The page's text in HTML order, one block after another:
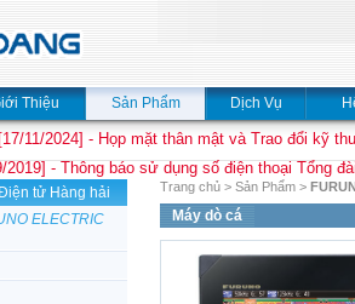
Thiệu Sản Phẩm Dịch Vụ
[17/11/2024] - Họp mặt thân mật và Trao đổi kỹ
2019] - Thông báo sử dụng số điện thoại Tổng
tử Hàng hải
ELECTRIC
Trang chủ > Sản Phẩm >
Máy dò cá